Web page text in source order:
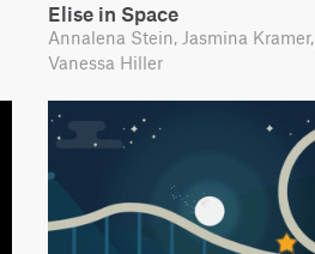
Elise in Space
Annalena Stein, Jasmina Kramer,
Vanessa Hiller